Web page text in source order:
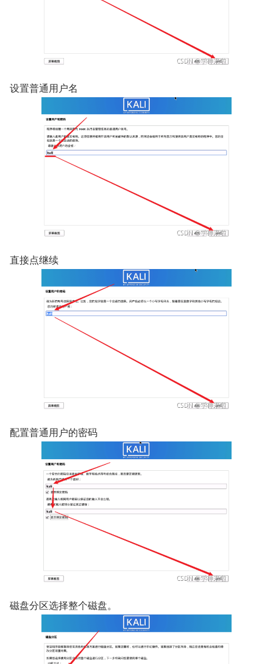
设置普通用户名
直接点继续
配置普通用户的密码
磁盘分区选择整个磁盘。